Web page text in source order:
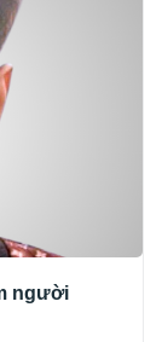
người